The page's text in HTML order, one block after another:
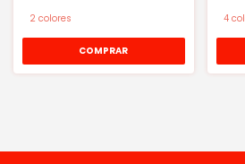
2 colores
COMPRAR
4